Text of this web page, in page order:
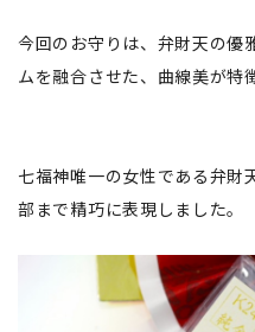
今回のお守りは、弁財天の優
ムを融合させた、曲線美が特
七福神唯一の女性である弁財
部まで精巧に表現しました。